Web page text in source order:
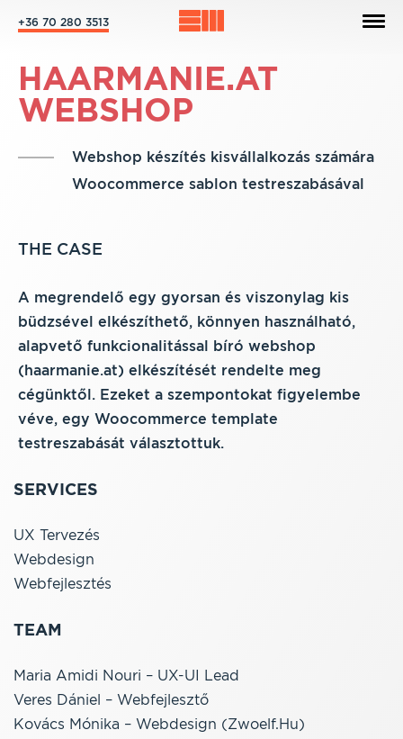
+36 70 280 3513
HAARMANIE.AT
WEBSHOP
Webshop készítés kisvállalkozás számára
Woocommerce sablon testreszabásával
THE CASE
A megrendelő egy gyorsan és viszonylag kis
büdzsével elkészíthető, könnyen használható,
alapvető funkcionalitással bíró webshop
(haarmanie.at) elkészítését rendelte meg
cégünktől. Ezeket a szempontokat figyelembe
véve, egy Woocommerce template
testreszabását választottuk.
SERVICES
UX Tervezés
Webdesign
Webfejlesztés
TEAM
Maria Amidi Nouri – UX-UI Lead
Veres Dániel – Webfejlesztő
Kovács Mónika – Webdesign (zwoelf.hu)